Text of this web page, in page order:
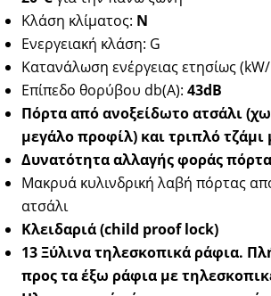
Κλάση κλίματος: N
Ενεργειακή κλάση: G
Κατανάλωση ενέργειας ετησίως
Επίπεδο θορύβου db(Α): 43dB
Πόρτα από ανοξείδωτο ατσάλι
μεγάλο προφίλ) και τριπλό τζάμι
Δυνατότητα αλλαγής φοράς
Μακρυά κυλινδρική λαβή πόρτας
ατσάλι
Κλειδαριά (child proof lock)
13 Ξύλινα τηλεσκοπικά ράφια.
προς τα έξω ράφια με